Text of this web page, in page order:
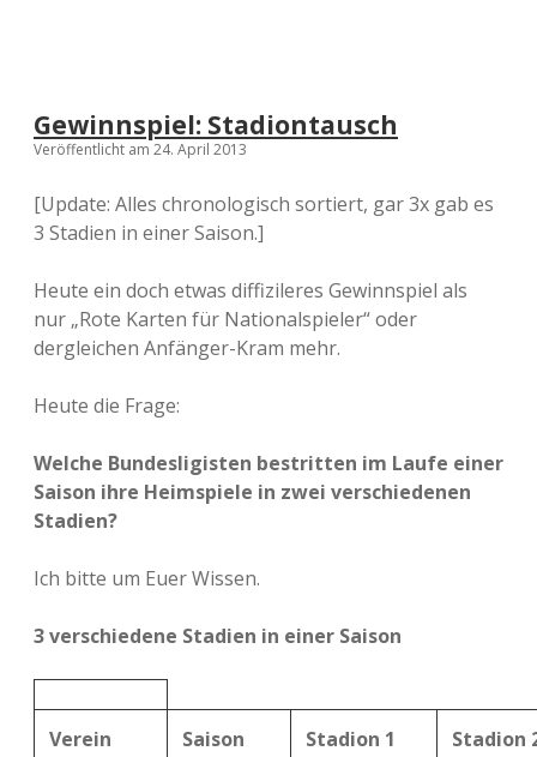
Gewinnspiel: Stadiontausch
Veröffentlicht am 24. April 2013
[Update: Alles chronologisch sortiert, gar 3x gab es
3 Stadien in einer Saison.]
Heute ein doch etwas diffizileres Gewinnspiel als
nur „Rote Karten für Nationalspieler“ oder
dergleichen Anfänger-Kram mehr.
Heute die Frage:
Welche Bundesligisten bestritten im Laufe einer
Saison ihre Heimspiele in zwei verschiedenen
Stadien?
Ich bitte um Euer Wissen.
3 verschiedene Stadien in einer Saison
Verein Saison Stadion 1 Stadion